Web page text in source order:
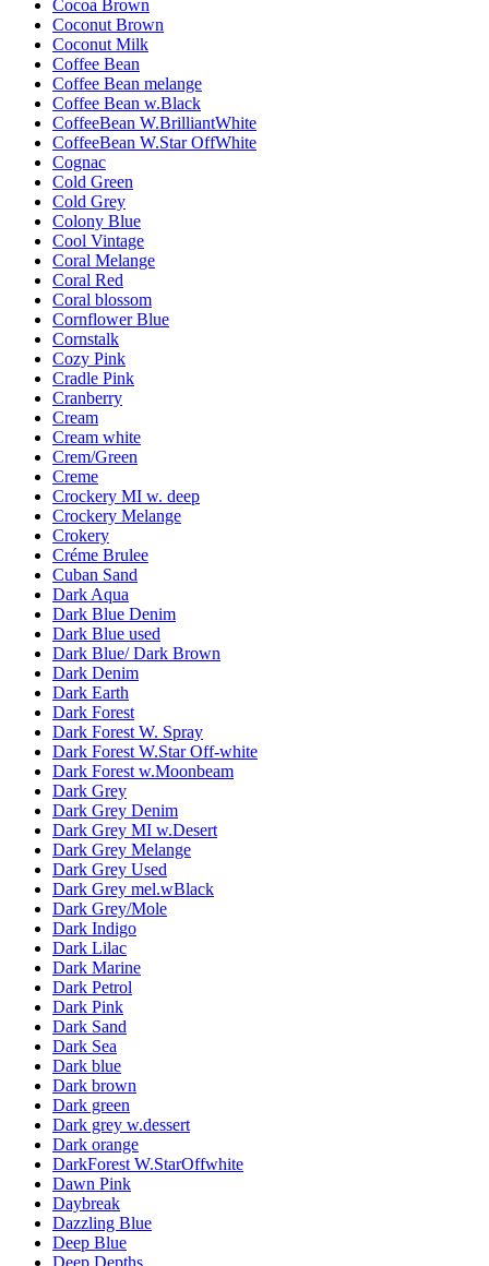
Cocoa Brown
Coconut Brown
Coconut Milk
Coffee Bean
Coffee Bean melange
Coffee Bean w.Black
CoffeeBean W.BrilliantWhite
CoffeeBean W.Star OffWhite
Cognac
Cold Green
Cold Grey
Colony Blue
Cool Vintage
Coral Melange
Coral Red
Coral blossom
Cornflower Blue
Cornstalk
Cozy Pink
Cradle Pink
Cranberry
Cream
Cream white
Crem/Green
Creme
Crockery MI w. deep
Crockery Melange
Crokery
Créme Brulee
Cuban Sand
Dark Aqua
Dark Blue Denim
Dark Blue used
Dark Blue/ Dark Brown
Dark Denim
Dark Earth
Dark Forest
Dark Forest W. Spray
Dark Forest W.Star Off-white
Dark Forest w.Moonbeam
Dark Grey
Dark Grey Denim
Dark Grey MI w.Desert
Dark Grey Melange
Dark Grey Used
Dark Grey mel.wBlack
Dark Grey/Mole
Dark Indigo
Dark Lilac
Dark Marine
Dark Petrol
Dark Pink
Dark Sand
Dark Sea
Dark blue
Dark brown
Dark green
Dark grey w.dessert
Dark orange
DarkForest W.StarOffwhite
Dawn Pink
Daybreak
Dazzling Blue
Deep Blue
Deep Depths